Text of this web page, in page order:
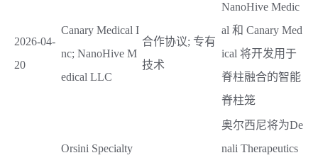
2026-04-
20
Canary Medical I
nc; NanoHive M
edical LLC
合作协议; 专有
技术
NanoHive Medic
al 和 Canary Med
ical 将开发用于
脊柱融合的智能
脊柱笼
Orsini Specialty
奥尔西尼将为De
nali Therapeutics